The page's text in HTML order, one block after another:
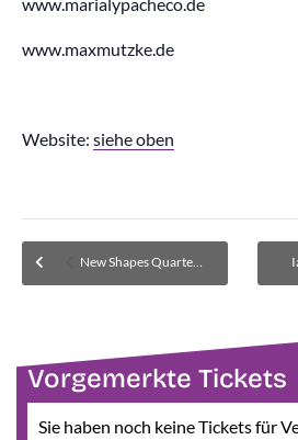
www.maxmutzke.de
Website: siehe oben
New Shapes Quartet – Jazz-Wochenende – Nr. 12 – Restkarten nur über okticket.de
Vorgemerkte Tickets
Sie haben noch keine Tickets für